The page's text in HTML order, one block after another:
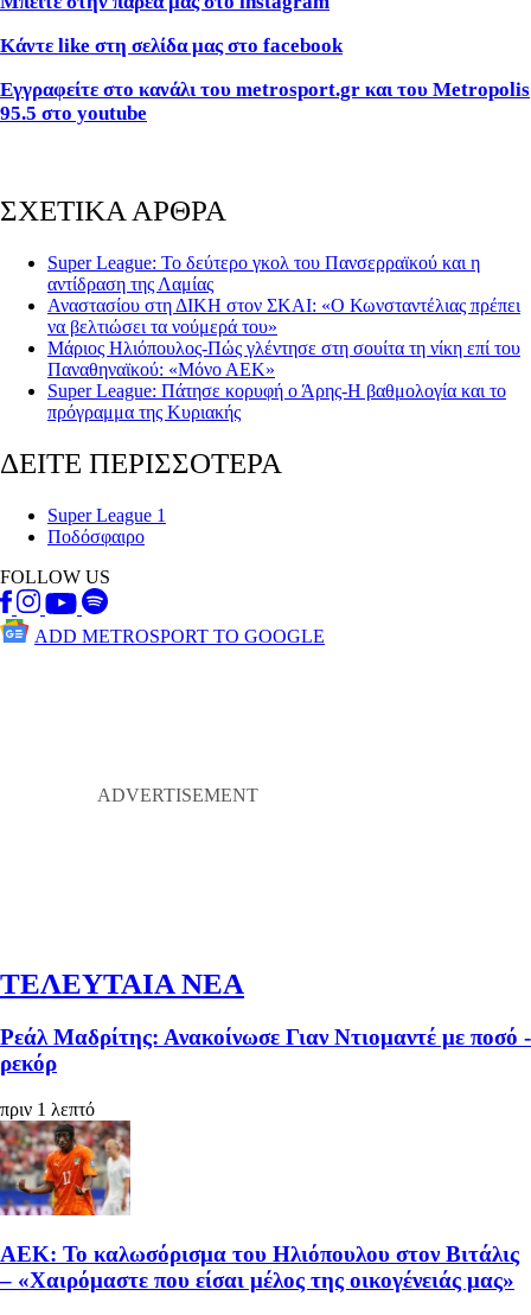
Κάντε like στη σελίδα μας στο facebook
Εγγραφείτε στο κανάλι του metrosport.gr και του Metropolis
95.5 στο youtube
ΣΧΕΤΙΚΑ ΑΡΘΡΑ
Super League: Το δεύτερο γκολ του Πανσερραϊκού και η
αντίδραση της Λαμίας
Αναστασίου στη ΔΙΚΗ στον ΣΚΑΙ: «Ο Κωνσταντέλιας πρέπει
να βελτιώσει τα νούμερά του»
Μάριος Ηλιόπουλος-Πώς γλέντησε στη σουίτα τη νίκη επί του
Παναθηναϊκού: «Μόνο ΑΕΚ»
Super League: Πάτησε κορυφή ο Άρης-Η βαθμολογία και το
πρόγραμμα της Κυριακής
ΔΕΙΤΕ ΠΕΡΙΣΣΟΤΕΡΑ
Super League 1
Ποδόσφαιρο
FOLLOW US
ADD METROSPORT TO GOOGLE
ΤΕΛΕΥΤΑΙΑ ΝΕΑ
Ρεάλ Μαδρίτης: Ανακοίνωσε Γιαν Ντιομαντέ με ποσό -
ρεκόρ
πριν 1 λεπτό
ΑΕΚ: Το καλωσόρισμα του Ηλιόπουλου στον Βιτάλις
– «Χαιρόμαστε που είσαι μέλος της οικογένειάς μας»